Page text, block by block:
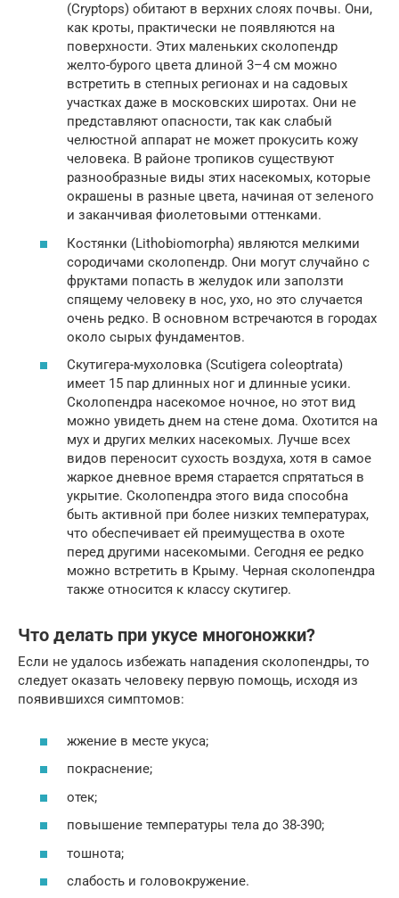
(Cryptops) обитают в верхних слоях почвы. Они,
как кроты, практически не появляются на
поверхности. Этих маленьких сколопендр
желто-бурого цвета длиной 3–4 см можно
встретить в степных регионах и на садовых
участках даже в московских широтах. Они не
представляют опасности, так как слабый
челюстной аппарат не может прокусить кожу
человека. В районе тропиков существуют
разнообразные виды этих насекомых, которые
окрашены в разные цвета, начиная от зеленого
и заканчивая фиолетовыми оттенками.
Костянки (Lithobiomorpha) являются мелкими
сородичами сколопендр. Они могут случайно с
фруктами попасть в желудок или заползти
спящему человеку в нос, ухо, но это случается
очень редко. В основном встречаются в городах
около сырых фундаментов.
Скутигера-мухоловка (Scutigera coleoptrata)
имеет 15 пар длинных ног и длинные усики.
Сколопендра насекомое ночное, но этот вид
можно увидеть днем на стене дома. Охотится на
мух и других мелких насекомых. Лучше всех
видов переносит сухость воздуха, хотя в самое
жаркое дневное время старается спрятаться в
укрытие. Сколопендра этого вида способна
быть активной при более низких температурах,
что обеспечивает ей преимущества в охоте
перед другими насекомыми. Сегодня ее редко
можно встретить в Крыму. Черная сколопендра
также относится к классу скутигер.
Что делать при укусе многоножки?
Если не удалось избежать нападения сколопендры, то
следует оказать человеку первую помощь, исходя из
появившихся симптомов:
жжение в месте укуса;
покраснение;
отек;
повышение температуры тела до 38-390;
тошнота;
слабость и головокружение.